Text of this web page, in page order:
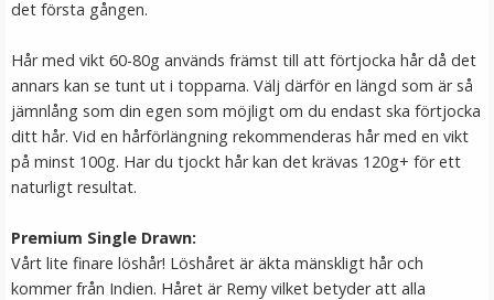
LÄGG I VARUKORG
det första gången.
Hår med vikt 60-80g används främst till att förtjocka hår då det
annars kan se tunt ut i topparna. Välj därför en längd som är så
jämnlång som din egen som möjligt om du endast ska förtjocka
ditt hår. Vid en hårförlängning rekommenderas hår med en vikt
på minst 100g. Har du tjockt hår kan det krävas 120g+ för ett
naturligt resultat.
Premium Single Drawn:
Vårt lite finare löshår! Löshåret är äkta mänskligt hår och
kommer från Indien. Håret är Remy vilket betyder att alla